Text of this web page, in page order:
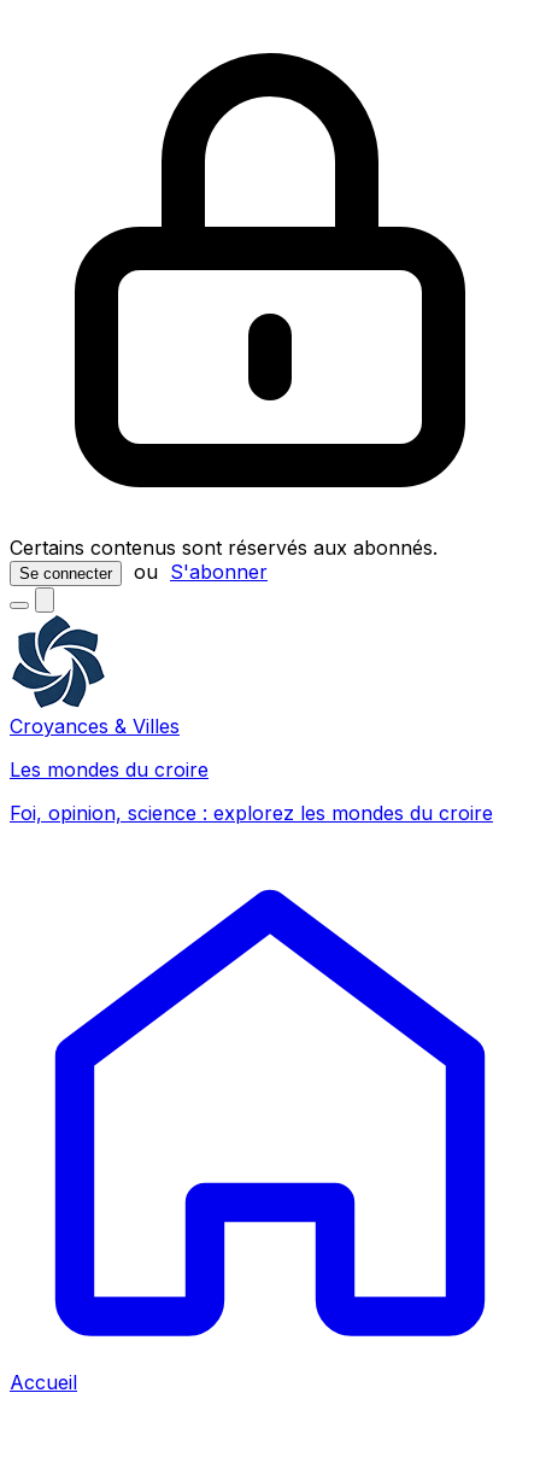
Certains contenus sont réservés aux abonnés.
Se connecter ou S'abonner
Croyances & Villes
Les mondes du croire
Foi, opinion, science : explorez les mondes du croire
Accueil